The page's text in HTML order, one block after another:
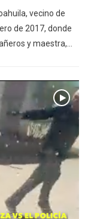
vecino de
de 2017, donde
y maestra,